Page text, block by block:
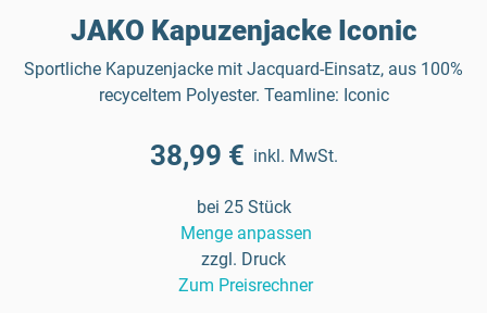
JAKO Kapuzenjacke Iconic
Sportliche Kapuzenjacke mit Jacquard-Einsatz, aus 100%
recyceltem Polyester. Teamline: Iconic
38,99 € inkl. MwSt.
bei 25 Stück
Menge anpassen
zzgl. Druck
Zum Preisrechner